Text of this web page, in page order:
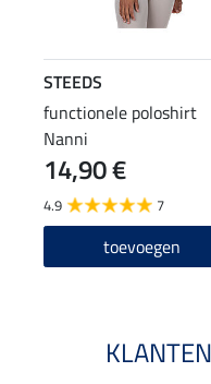
STEEDS
functionele poloshirt
Nanni
14,90 €
4.9 7
toevoegen